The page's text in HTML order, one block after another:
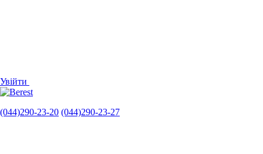
Увійти
(044)290-23-20 (044)290-23-27